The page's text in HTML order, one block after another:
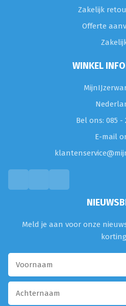
Zakelijk
Offerte
WINKEL
Bel ons: 085 -
E-mail
Meld je aan voor onze